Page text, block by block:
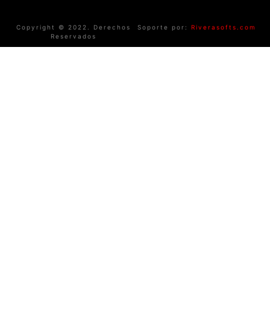
Copyright © 2022. Derechos
Reservados
Soporte por: Riverasofts.com